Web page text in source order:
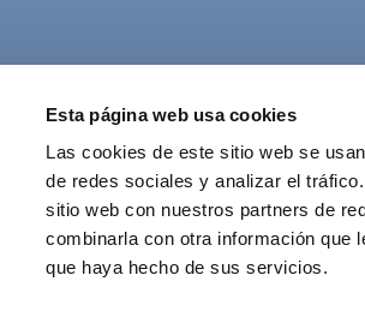
Esta página web usa cookies
Las cookies de este sitio web se
de redes sociales y analizar el
sitio web con nuestros partners de
combinarla con otra información que
que haya hecho de sus servicios.